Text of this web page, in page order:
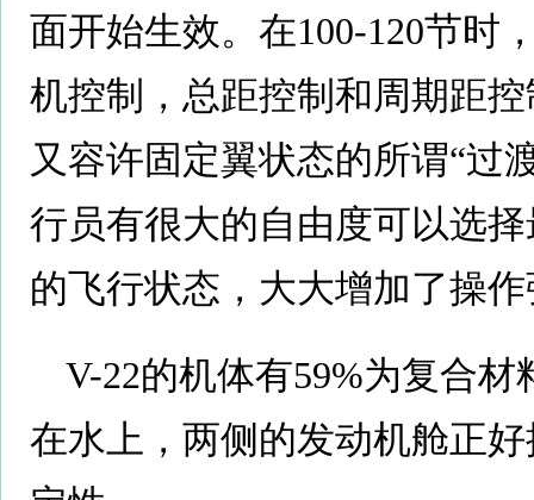
面开始生效。在100-120节时
机控制，总距控制和周期距
又容许固定翼状态的所谓“过
行员有很大的自由度可以选
的飞行状态，大大增加了操
V-22的机体有59%为复合
在水上，两侧的发动机舱正